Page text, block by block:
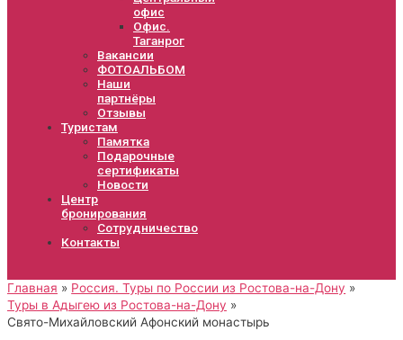
офис
Офис.
Таганрог
Вакансии
ФОТОАЛЬБОМ
Наши
партнёры
Отзывы
Туристам
Памятка
Подарочные
сертификаты
Новости
Центр
бронирования
Сотрудничество
Контакты
Главная
Россия. Туры по России из Ростова-на-Дону
Туры в Адыгею из Ростова-на-Дону
Свято-Михайловский Афонский монастырь